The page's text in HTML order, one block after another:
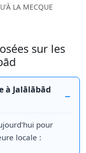
LA MECQUE
sur les
à Jalālābād
pour
locale :